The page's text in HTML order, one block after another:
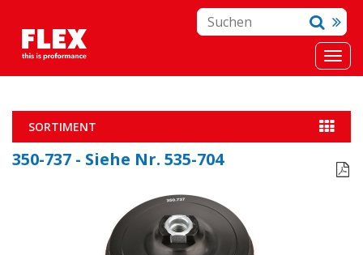
SORTIMENT
350-737 - Siehe Nr. 535-704 